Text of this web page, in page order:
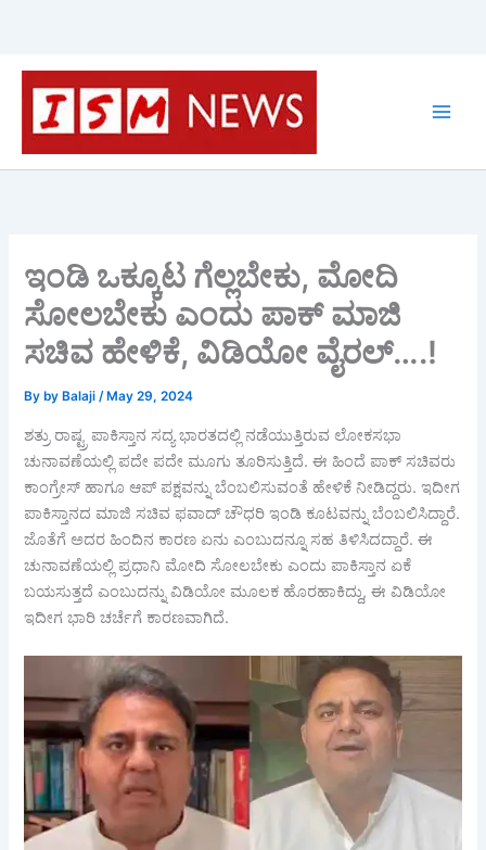
Skip
content
ಇಂಡಿ ಒಕ್ಕೂಟ ಗೆಲ್ಲಬೇಕು, ಮೋದಿ
ಸೋಲಬೇಕು ಎಂದು ಪಾಕ್ ಮಾಜಿ
ಸಚಿವ ಹೇಳಿಕೆ, ವಿಡಿಯೋ ವೈರಲ್….!
By by Balaji/ May 29, 2024
ಶತ್ರು ರಾಷ್ಟ್ರ ಪಾಕಿಸ್ತಾನ ಸದ್ಯ ಭಾರತದಲ್ಲಿ ನಡೆಯುತ್ತಿರುವ ಲೋಕಸಭಾ
ಚುನಾವಣೆಯಲ್ಲಿ ಪದೇ ಪದೇ ಮೂಗು ತೂರಿಸುತ್ತಿದೆ. ಈ ಹಿಂದೆ ಪಾಕ್ ಸಚಿವರು
ಕಾಂಗ್ರೇಸ್ ಹಾಗೂ ಆಪ್ ಪಕ್ಷವನ್ನು ಬೆಂಬಲಿಸುವಂತೆ ಹೇಳಿಕೆ ನೀಡಿದ್ದರು. ಇದೀಗ
ಪಾಕಿಸ್ತಾನದ ಮಾಜಿ ಸಚಿವ ಫವಾದ್ ಚೌಧರಿ ಇಂಡಿ ಕೂಟವನ್ನು ಬೆಂಬಲಿಸಿದ್ದಾರೆ.
ಜೊತೆಗೆ ಅದರ ಹಿಂದಿನ ಕಾರಣ ಏನು ಎಂಬುದನ್ನೂ ಸಹ ತಿಳಿಸಿದದ್ದಾರೆ. ಈ
ಚುನಾವಣೆಯಲ್ಲಿ ಪ್ರಧಾನಿ ಮೋದಿ ಸೋಲಬೇಕು ಎಂದು ಪಾಕಿಸ್ತಾನ ಏಕೆ
ಬಯಸುತ್ತದೆ ಎಂಬುದನ್ನು ವಿಡಿಯೋ ಮೂಲಕ ಹೊರಹಾಕಿದ್ದು, ಈ ವಿಡಿಯೋ
ಇದೀಗ ಭಾರಿ ಚರ್ಚೆಗೆ ಕಾರಣವಾಗಿದೆ.